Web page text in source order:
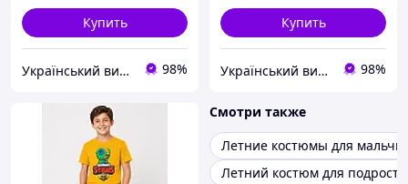
Купить
Український виробник дитячого одягу "Arisha" 98%
Купить
Український виробник дитячого одягу "Arisha" 98%
Смотри также
Летние костюмы для
Летний костюм для